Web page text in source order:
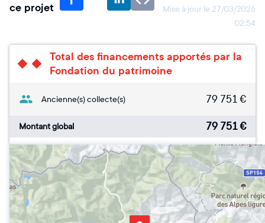
ce projet
Mise à jour le 27/03/2026
02:54
Total des financements apportés par la
Fondation du patrimoine
Ancienne(s) collecte(s) 79 751 €
Montant global 79 751€